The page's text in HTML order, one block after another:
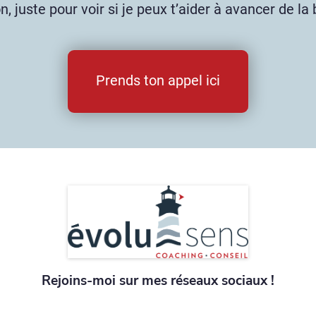
juste pour voir si je peux t’aider à avancer de la
Prends ton appel ici
Rejoins-moi sur mes réseaux sociaux !